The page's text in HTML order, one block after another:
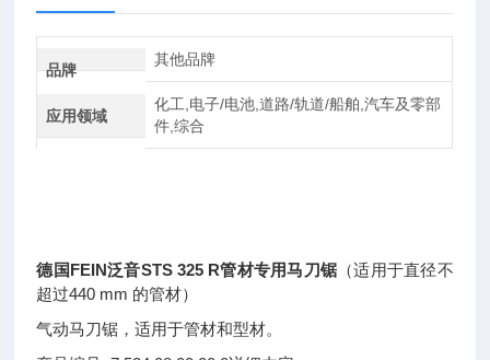
品牌
其他品牌
应用领域
化工,电子/电池,道路/轨道/船舶,汽车及零部
件,综合
德国FEIN泛音STS 325 R管材专用马刀锯 （适用于直径不
超过440 mm 的管材）
气动马刀锯，适用于管材和型材。